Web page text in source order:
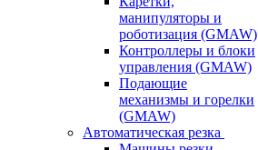
манипуляторы и
роботизация (GMAW)
Контроллеры и блоки
управления (GMAW)
Подающие
механизмы и горелки
(GMAW)
Автоматическая резка